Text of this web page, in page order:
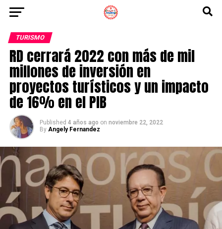
TURISMO
RD cerrará 2022 con más de mil
millones de inversión en
proyectos turísticos y un impacto
de 16% en el PIB
Published 4 años ago on noviembre 22, 2022
By Angely Fernandez